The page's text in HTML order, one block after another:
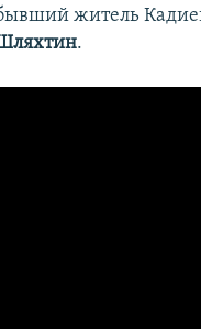
житель
.